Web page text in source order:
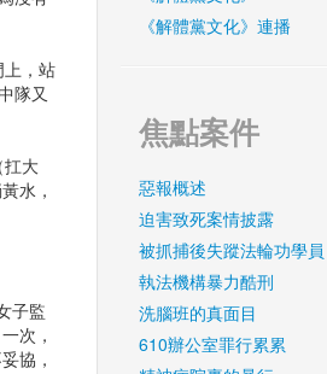
，站
隊又
扛大
水，
子監
次，
協，
《解體黨文化》連播
焦點案件
惡報概述
迫害致死案情披露
被抓捕後失蹤法輪功學員
執法機構暴力酷刑
洗腦班的真面目
610辦公室罪行累累